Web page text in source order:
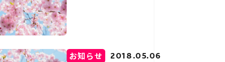
お知らせ 2018.05.06